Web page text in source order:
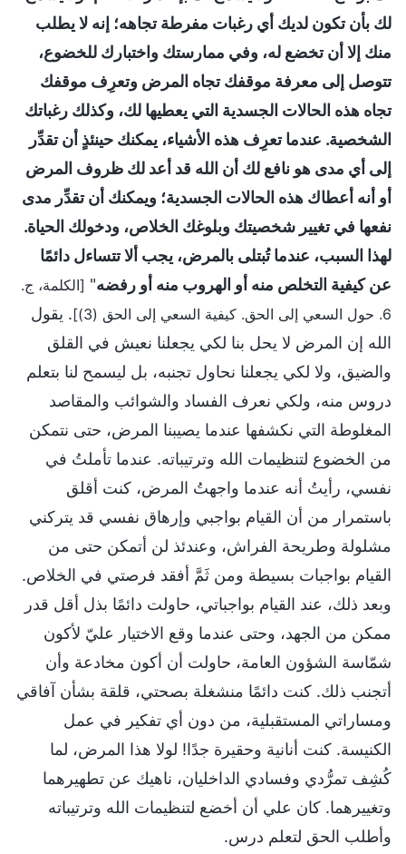
لك بأن تكون لديك أي رغبات مفرطة تجاهه؛ إنه لا يطلب
منك إلا أن تخضع له، وفي ممارستك واختبارك للخضوع،
تتوصل إلى معرفة موقفك تجاه المرض وتعرِف موقفك
تجاه هذه الحالات الجسدية التي يعطيها لك، وكذلك رغباتك
الشخصية. عندما تعرِف هذه الأشياء، يمكنك حينئذٍ أن تقدِّر
إلى أي مدى هو نافع لك أن الله قد أعد لك ظروف المرض
أو أنه أعطاك هذه الحالات الجسدية؛ ويمكنك أن تقدِّر مدى
نفعها في تغيير شخصيتك وبلوغك الخلاص، ودخولك الحياة.
لهذا السبب، عندما تُبتلى بالمرض، يجب ألا تتساءل دائمًا
عن كيفية التخلص منه أو الهروب منه أو رفضه" [الكلمة، ج.
6. حول السعي إلى الحق. كيفية السعي إلى الحق (3)]
. يقول
الله إن المرض لا يحل بنا لكي يجعلنا نعيش في القلق
والضيق، ولا لكي يجعلنا نحاول تجنبه، بل ليسمح لنا بتعلم
دروس منه، ولكي نعرف الفساد والشوائب والمقاصد
المغلوطة التي نكشفها عندما يصيبنا المرض، حتى نتمكن
من الخضوع لتنظيمات الله وترتيباته. عندما تأملتُ في
نفسي، رأيتُ أنه عندما واجهتُ المرض، كنت أقلق
باستمرار من أن القيام بواجبي وإرهاق نفسي قد يتركني
مشلولة وطريحة الفراش، وعندئذ لن أتمكن حتى من
القيام بواجبات بسيطة ومن ثَمَّ أفقد فرصتي في الخلاص.
وبعد ذلك، عند القيام بواجباتي، حاولت دائمًا بذل أقل قدر
ممكن من الجهد، وحتى عندما وقع الاختيار عليّ لأكون
شمّاسة الشؤون العامة، حاولت أن أكون مخادعة وأن
أتجنب ذلك. كنت دائمًا منشغلة بصحتي، قلقة بشأن آفاقي
ومساراتي المستقبلية، من دون أي تفكير في عمل
الكنيسة. كنت أنانية وحقيرة جدًا! لولا هذا المرض، لما
كُشِف تمرُّدي وفسادي الداخليان، ناهيك عن تطهيرهما
وتغييرهما. كان علي أن أخضع لتنظيمات الله وترتيباته
وأطلب الحق لتعلم درس.